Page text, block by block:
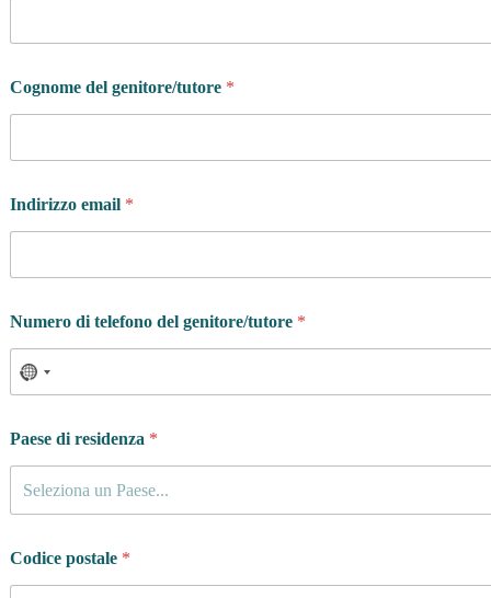
Cognome del genitore/tutore *
Indirizzo email *
Numero di telefono del genitore/tutore *
Paese di residenza *
Seleziona un Paese...
Codice postale *